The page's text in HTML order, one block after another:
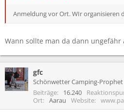
Anmeldung vor Ort. WIr organisieren
Wann sollte man da dann ungefähr
gfc
Schönwetter Camping-Prophet
Beiträge 16.240
Ort
Aarau Website